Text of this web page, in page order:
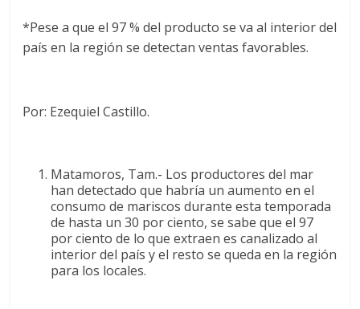
*Pese a que el 97 % del producto se va al interior del
país en la región se detectan ventas favorables.
Por: Ezequiel Castillo.
Matamoros, Tam.- Los productores del mar
han detectado que habría un aumento en el
consumo de mariscos durante esta temporada
de hasta un 30 por ciento, se sabe que el 97
por ciento de lo que extraen es canalizado al
interior del país y el resto se queda en la región
para los locales.